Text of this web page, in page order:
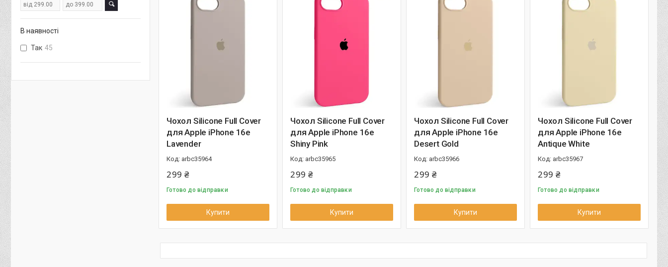
Чохол Silicone Full Cover
для Apple iPhone 16e
Lavender
arbc35964
299 ₴
Готово до відправки
Купити
Чохол Silicone Full Cover
для Apple iPhone 16e
Shiny Pink
arbc35965
299 ₴
Готово до відправки
Купити
Чохол Silicone Full Cover
для Apple iPhone 16e
Desert Gold
arbc35966
299 ₴
Готово до відправки
Купити
Чохол Silicone Full Cover
для Apple iPhone 16e
Antique White
arbc35967
299 ₴
Готово до відправки
Купити
В наявності
Так 45